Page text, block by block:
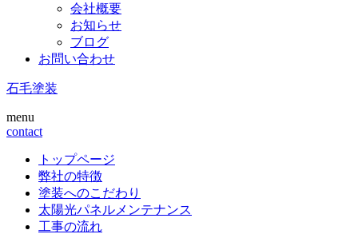
会社概要
お知らせ
ブログ
お問い合わせ
石毛塗装
menu
contact
トップページ
弊社の特徴
塗装へのこだわり
太陽光パネルメンテナンス
工事の流れ